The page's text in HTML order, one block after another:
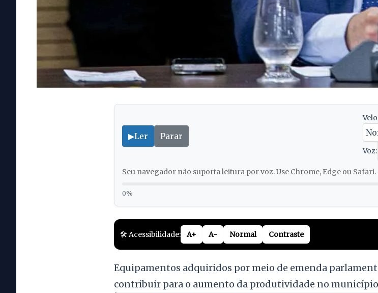
▶Ler Parar
Voz:
Seu navegador não suporta leitura por voz. Use Chrome, Edge ou Safari.
0%
🛠️ Acessibilidade: A+ A- Normal Contraste
Equipamentos adquiridos por meio de emenda
contribuir para o aumento da produtividade no